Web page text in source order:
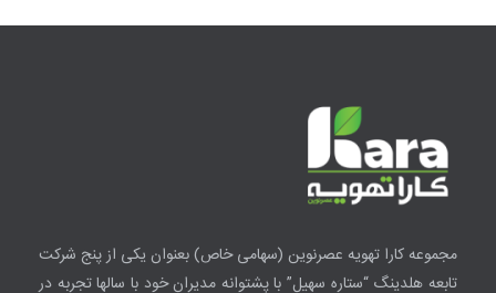
مجموعه کارا تهویه عصرنوین (سهامی خاص)بعنوان یکی از پنج شرکت
تابعه هلدینگ “ستاره سهیل” با پشتوانه مدیران خود با سالها تجربه در